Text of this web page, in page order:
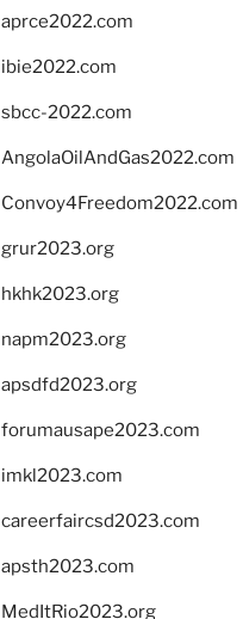
aprce2022.com
ibie2022.com
sbcc-2022.com
AngolaOilAndGas2022.com
Convoy4Freedom2022.com
grur2023.org
hkhk2023.org
napm2023.org
apsdfd2023.org
forumausape2023.com
imkl2023.com
careerfaircsd2023.com
apsth2023.com
MedItRio2023.org